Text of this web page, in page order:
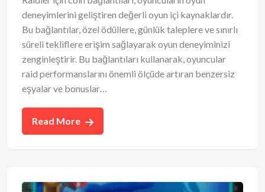
deneyimlerini geliştiren değerli oyun içi kaynaklardır.
Bu bağlantılar, özel ödüllere, günlük taleplere ve sınırlı
süreli tekliflere erişim sağlayarak oyun deneyiminizi
zenginleştirir. Bu bağlantıları kullanarak, oyuncular
raid performanslarını önemli ölçüde artıran benzersiz
eşyalar ve bonuslar…
Read More